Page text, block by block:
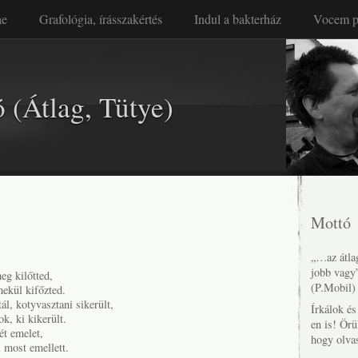
Grafológia, írásszakértés Indul a bakterház Vocem
(Átlag, Tütye)
kilőtted,
kifőzted.
kotyvasztani sikerült,
ki kikerült.
emelet,
emellett.
Mottó
„…az
jobb
(P.Mobil)
Írkálok
en is!
hogy